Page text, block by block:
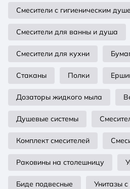
Смесители с гигиеническим
Смесители для ванны и душа
Смесители для кухни
Стаканы Полки
Дозаторы жидкого мыла
Душевые системы
Комплект смесителей
Раковины на столешницу
Биде подвесные Унитазы